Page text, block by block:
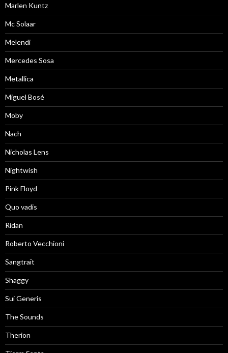
Marlen Kuntz
Mc Solaar
Melendi
Mercedes Sosa
Metallica
Miguel Bosé
Moby
Nach
Nicholas Lens
Nightwish
Pink Floyd
Quo vadis
Ridan
Roberto Vecchioni
Sangtraït
Shaggy
Sui Generis
The Sounds
Therion